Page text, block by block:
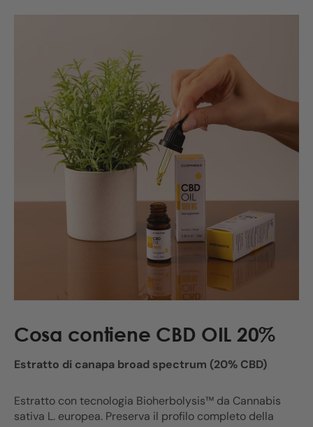
Cosa contiene CBD OIL 20%
Estratto di canapa broad spectrum (20% CBD)
Estratto con tecnologia Bioherbolysis™ da Cannabis
sativa L. europea. Preserva il profilo completo della